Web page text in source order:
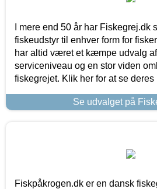
I mere end 50 år har Fiskegrej.dk
fiskeudstyr til enhver form for
har altid været et kæmpe udvalg
serviceniveau og en stor viden
fiskegrejet. Klik her for at se deres
Se udvalget på
Fiskpåkrogen.dk er en dansk